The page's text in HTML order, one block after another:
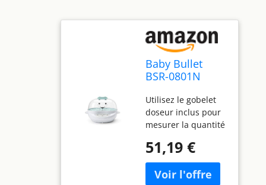
Baby Bullet
BSR-0801N
turbo pour
aliments
Utilisez le gobelet
doseur inclus pour
mesurer la quantité
d'ingrédients frais
pour la nourriture
de votre bébé
51,19 €